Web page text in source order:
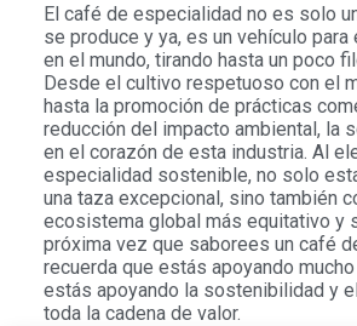
El café de especialidad no es solo
se produce y ya, es un vehículo
en el mundo, tirando hasta un poco
Desde el cultivo respetuoso con el
hasta la promoción de prácticas
reducción del impacto ambiental, la
en el corazón de esta industria. Al
especialidad sostenible, no solo
una taza excepcional, sino también
ecosistema global más equitativo y
próxima vez que saborees un café
recuerda que estás apoyando
estás apoyando la sostenibilidad y
toda la cadena de valor.